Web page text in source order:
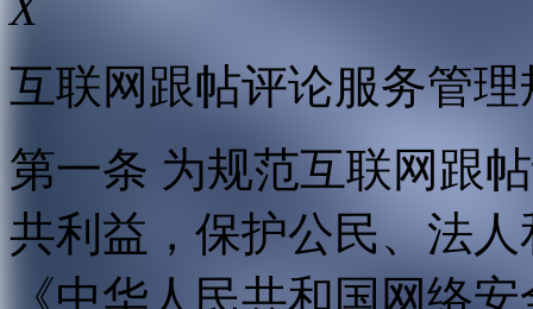
互联网跟帖评论服务管理
第一条 为规范互联网跟
共利益，保护公民、法
《中华人民共和国网络